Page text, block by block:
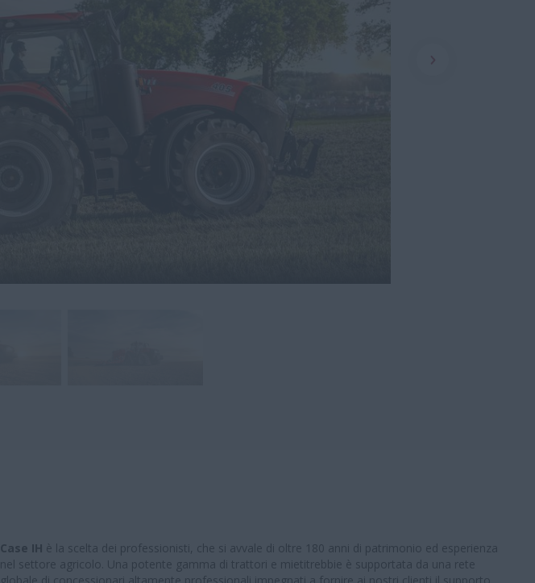
Case IH è la scelta dei professionisti, che si avvale di oltre 180 anni di patrimonio ed esperienza
nel settore agricolo. Una potente gamma di trattori e mietitrebbie è supportata da una rete
globale di concessionari altamente professionali impegnati a fornire ai nostri clienti il supporto